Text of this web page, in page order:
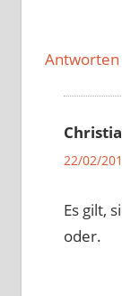
Antworten
22/02/
Es gilt,
oder.